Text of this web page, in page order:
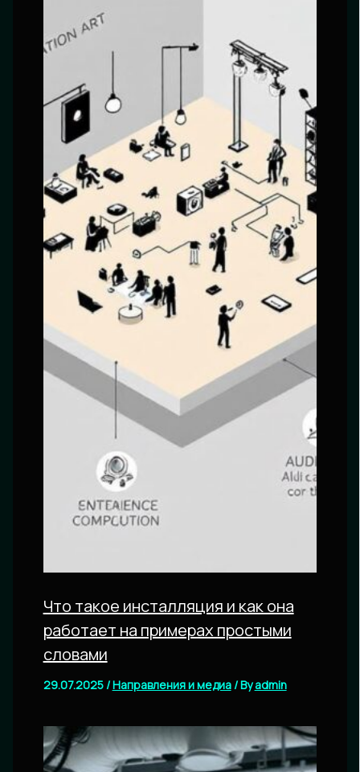
Что такое инсталляция и как она
работает на примерах простыми
словами
29.07.2025/Направления и медиа/ Byadmin